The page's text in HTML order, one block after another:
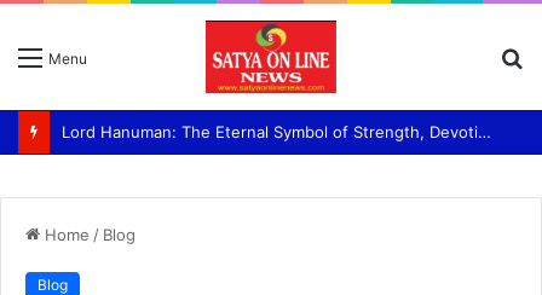
Menu
Lord Hanuman: The Eternal Symbol of Strength, Devotion, and Selfless Service Swami Ram Bhajan Van panchayati akhada Shri niranjani
Home / Blog
Blog